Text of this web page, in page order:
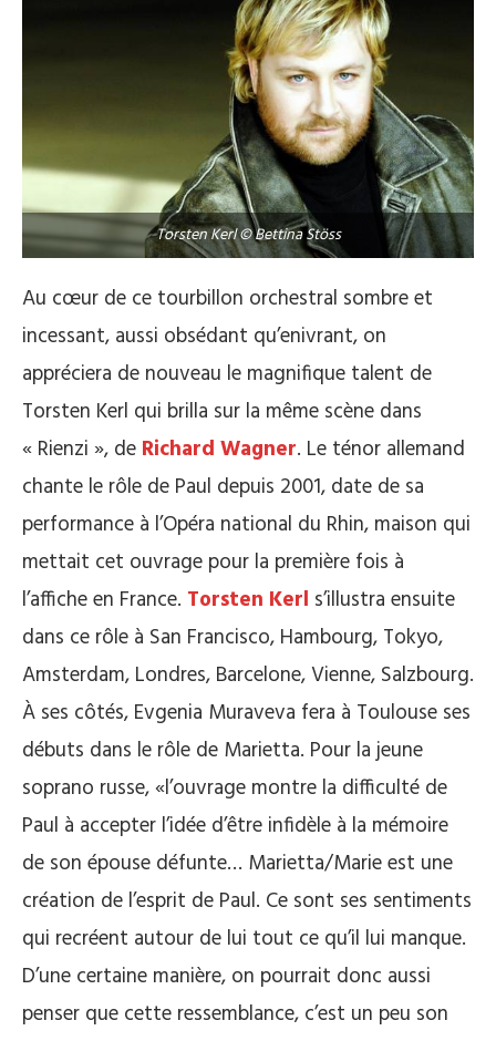
Torsten Kerl © Bettina Stöss
Au cœur de ce tourbillon orchestral sombre et
incessant, aussi obsédant qu’enivrant, on
appréciera de nouveau le magnifique talent de
Torsten Kerl qui brilla sur la même scène dans
« Rienzi », de Richard Wagner. Le ténor allemand
chante le rôle de Paul depuis 2001, date de sa
performance à l’Opéra national du Rhin, maison qui
mettait cet ouvrage pour la première fois à
l’affiche en France. Torsten Kerl s’illustra ensuite
dans ce rôle à San Francisco, Hambourg, Tokyo,
Amsterdam, Londres, Barcelone, Vienne, Salzbourg.
À ses côtés, Evgenia Muraveva fera à Toulouse ses
débuts dans le rôle de Marietta. Pour la jeune
soprano russe, «l’ouvrage montre la difficulté de
Paul à accepter l’idée d’être infidèle à la mémoire
de son épouse défunte… Marietta/Marie est une
création de l’esprit de Paul. Ce sont ses sentiments
qui recréent autour de lui tout ce qu’il lui manque.
D’une certaine manière, on pourrait donc aussi
penser que cette ressemblance, c’est un peu son